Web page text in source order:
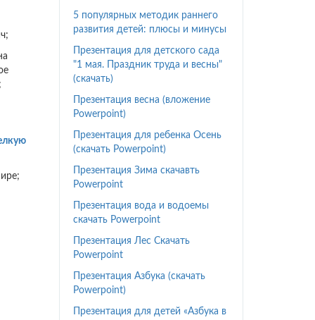
5 популярных методик раннего
развития детей: плюсы и минусы
Презентация для детского сада
"1 мая. Праздник труда и весны"
(скачать)
Презентация весна (вложение
Powerpoint)
Презентация для ребенка Осень
(скачать Powerpoint)
Презентация Зима скачавть
Powerpoint
Презентация вода и водоемы
скачать Powerpoint
Презентация Лес Скачать
Powerpoint
Презентация Азбука (скачать
Powerpoint)
Презентация для детей «Азбука в